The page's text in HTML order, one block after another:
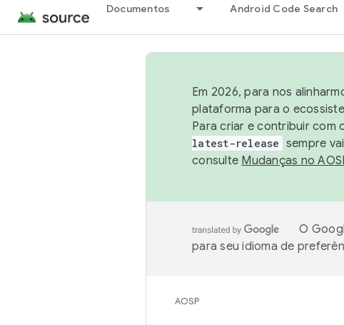
Documentos Android Code Search
Em 2026, para nos
plataforma para o
Para criar e contribuir com
latest-release sempre
consulte Mudanças no
O
para seu idioma de
AOSP